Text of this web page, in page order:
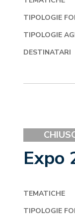
TIPOLOGIE
TIPOLOGIE
DESTINATARI
Expo
TEMATICHE
TIPOLOGIE